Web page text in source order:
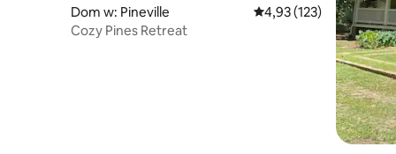
Dom w: Pineville Średnia ocena: 4,93 na
4,93 (123)
Cozy Pines Retreat